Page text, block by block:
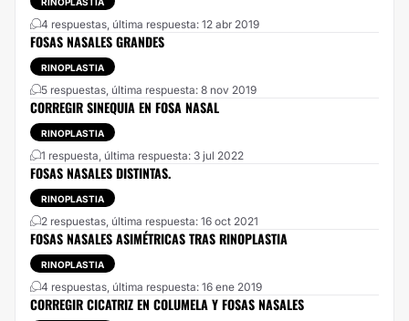
4 respuestas, última respuesta: 12 abr 2019
FOSAS NASALES GRANDES
RINOPLASTIA
5 respuestas, última respuesta: 8 nov 2019
CORREGIR SINEQUIA EN FOSA NASAL
RINOPLASTIA
1 respuesta, última respuesta: 3 jul 2022
FOSAS NASALES DISTINTAS.
RINOPLASTIA
2 respuestas, última respuesta: 16 oct 2021
FOSAS NASALES ASIMÉTRICAS TRAS RINOPLASTIA
RINOPLASTIA
4 respuestas, última respuesta: 16 ene 2019
CORREGIR CICATRIZ EN COLUMELA Y FOSAS NASALES